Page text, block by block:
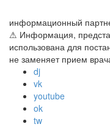
информационный
⚠ Информация,
использована для
не заменяет прием
dj
vk
youtube
ok
tw